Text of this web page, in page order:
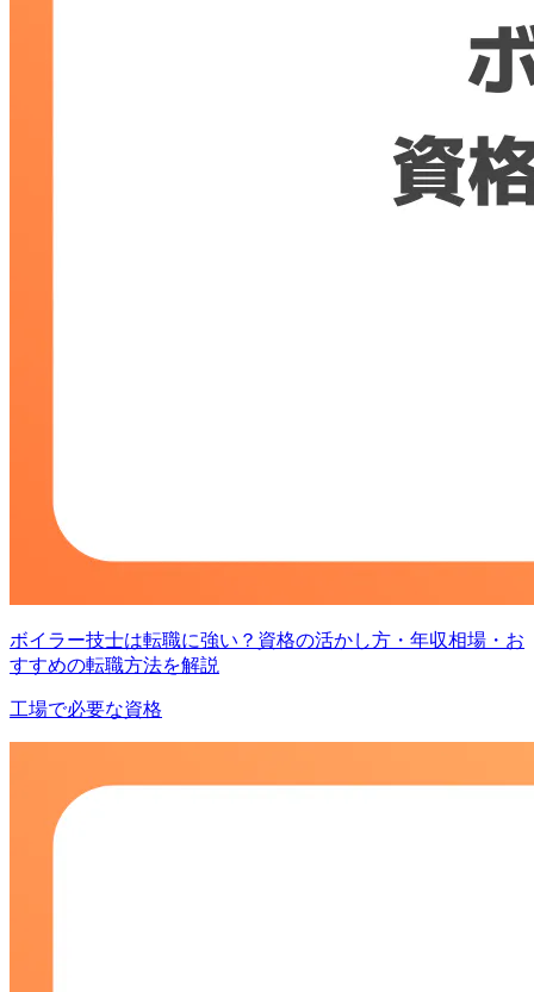
ボイラー技士は転職に強い？資格の活かし方・年収相場・お
すすめの転職方法を解説
工場で必要な資格